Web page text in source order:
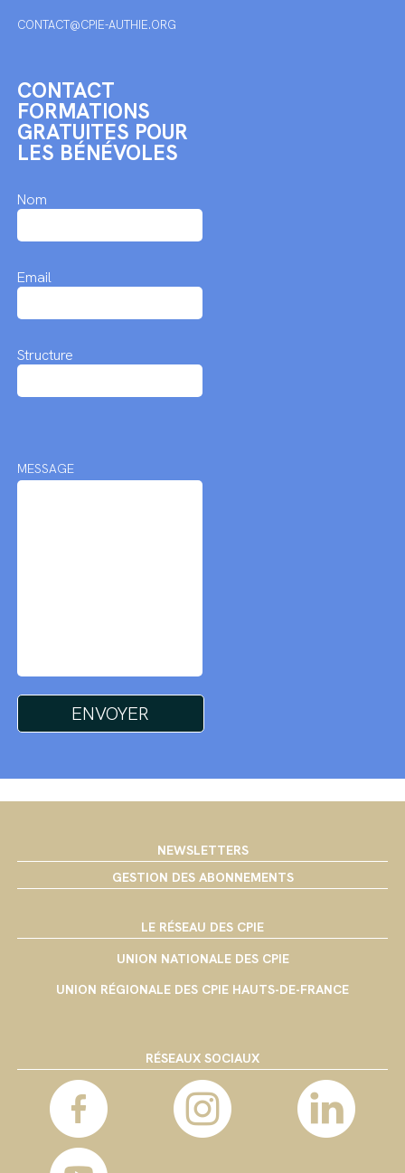
CONTACT@CPIE-AUTHIE.ORG
CONTACT
FORMATIONS
GRATUITES POUR
LES BÉNÉVOLES
Nom
Email
Structure
MESSAGE
NEWSLETTERS
GESTION DES ABONNEMENTS
LE RÉSEAU DES CPIE
UNION NATIONALE DES CPIE
UNION RÉGIONALE DES CPIE HAUTS-DE-FRANCE
RÉSEAUX SOCIAUX